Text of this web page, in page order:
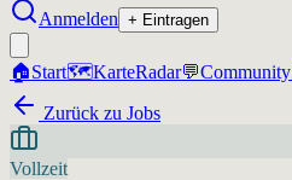
Anmelden + Eintragen
🏠Start🗺️KarteRadar💬Community
Zurück zu Jobs
Vollzeit